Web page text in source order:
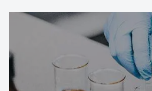
материалов
Анализ металлов и
Анализ нефтепродуктов